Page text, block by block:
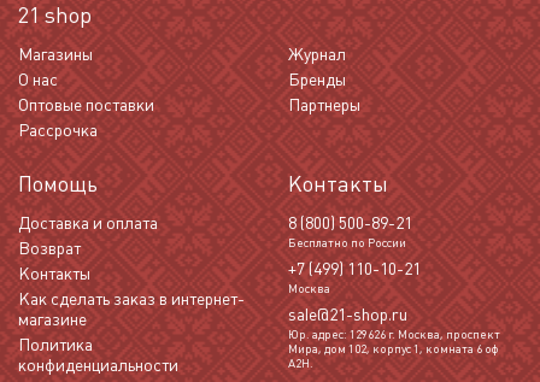
21 shop
Магазины
Журнал
О нас
Бренды
Оптовые поставки
Партнеры
Рассрочка
Помощь
Доставка и оплата
Возврат
Контакты
Как сделать заказ в интернет-
магазине
Политика
конфиденциальности
Контакты
8 (800) 500-89-21
Бесплатно по России
+7 (499) 110-10-21
Москва
sale@21-shop.ru
Юр. адрес: 129626 г. Москва, проспект
Мира, дом 102, корпус 1, комната 6 оф
А2Н.